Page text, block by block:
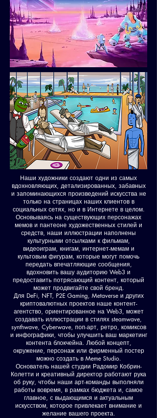
Наши художники создают одни из самых
вдохновляющих, детализированных, забавных
и запоминающихся произведений искусства не
только на страницах наших клиентов в
социальных сетях, но и в Интернете в целом.
Основываясь на существующих персонажах
мемов и пантеоне художественных стилей и
средств, наши иллюстрации наполнены
культурными отсылками к фильмам,
видеоиграм, книгам, интернет-мемам и
культовым фигурам, которые могут помочь
передать впечатляющие сообщения,
вдохновить вашу аудиторию Web3 и
предоставить потрясающий контент, который
может продвигайте свой бренд.
Для DeFi, NFT, P2E Gaming, Metaverse и других
криптовалютных проектов наше контент-
агентство, ориентированное на Web3, может
создавать иллюстрации в стилях steamwave,
synthwave, Cyberwave, поп-арт, ретро, комиксов
и инфографики, чтобы улучшить ваш маркетинг
контента блокчейна. Любой концепт,
окружение, персонаж или фирменный постер
можно создать в Meme Studio.
Основатель нашей студии Радомир Кобрин-
Колетти и креативный директор работают рука
об руку, чтобы наши арт-команды выполняли
работы вовремя, в рамках бюджета и, самое
главное, с выдающимся и актуальным
искусством, которое привлекает внимание и
желание вашего проекта.